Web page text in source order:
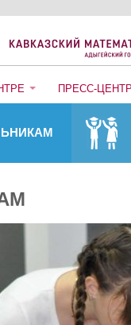
ПРЕСС-ЦЕНТР